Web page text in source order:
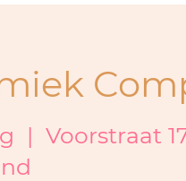
  |
Voorstraat